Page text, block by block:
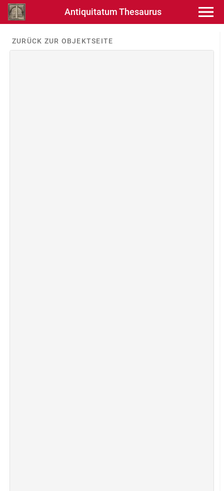
Antiquitatum Thesaurus
ZURÜCK ZUR OBJEKTSEITE